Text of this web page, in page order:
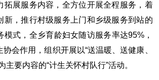
拓展服务内容，全方位开展全程服务，着
新，推行村级服务上门和乡级服务到站的
模式，全乡育龄妇女随访服务率达95%，
会作用，组织开展以“送温暖、送健康、
主要内容的“计生关怀村队行”活动。